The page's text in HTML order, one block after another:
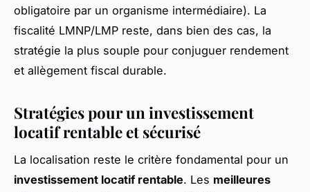
obligatoire par un organisme intermédiaire). La
fiscalité LMNP/LMP reste, dans bien des cas, la
stratégie la plus souple pour conjuguer rendement
et allègement fiscal durable.
Stratégies pour un investissement
locatif rentable et sécurisé
La localisation reste le critère fondamental pour un
investissement locatif rentable. Les meilleures